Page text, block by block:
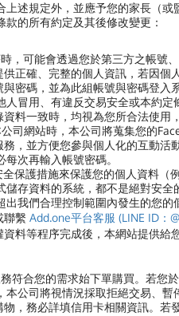
上述規定外，並應予您的家長（
的所有約定及其後修改變更：
，可能會透過您於第三方之帳號
正確、完整的個人資訊，若因個
密碼，並為此組帳號與密碼登
冒用、有違反交易安全或本約
料一致時，均視為您所合法使用
司網站時，本公司將蒐集您的
，並方便您參與個人化的互動
次再輸入帳號密碼。
保護措施來保護您的個人資料
儲存資料的系統，都不是絕對安
我們合理控制範圍內發生的您
聯繫 Add.one平台客服 (LINE ID：
料等程序完成後，本網站提供給
符合您的需求始下單購買。若
公司將視情況採取拒絕交易、暫
，務必詳填信用卡相關資訊。